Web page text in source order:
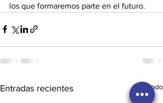
los que formaremos parte en el futuro.
Entradas recientes Ver todo